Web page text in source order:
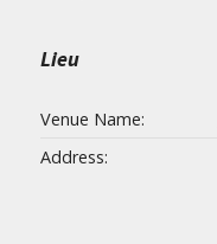
Lieu
Venue Name:
Address: